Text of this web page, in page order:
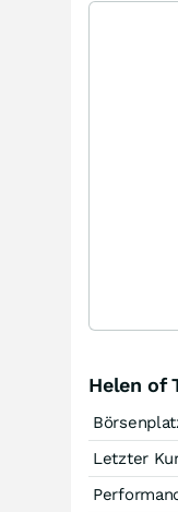
Helen of
Letzter